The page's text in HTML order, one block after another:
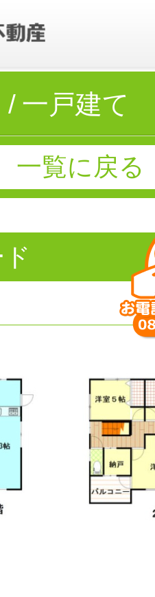
一戸建て
一覧に戻る